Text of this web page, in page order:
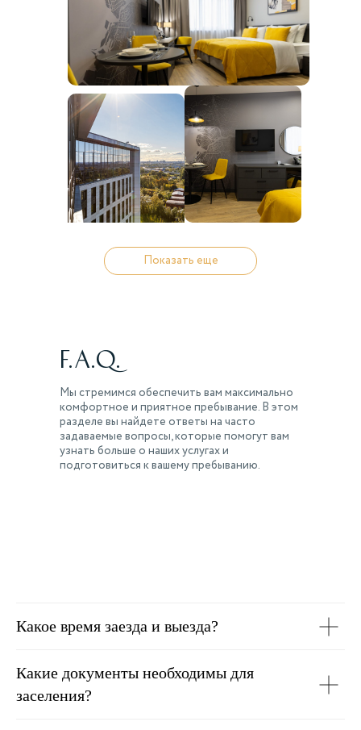
Доверие потребителя 2023
«Лучший строящийся проект
апартаментов в Петербурге»
Показать еще
Мы стремимся обеспечить вам максимально
комфортное и приятное пребывание. В этом
разделе вы найдете ответы на часто
задаваемые вопросы, которые помогут вам
узнать больше о наших услугах и
подготовиться к вашему пребыванию.
F.A.Q.
Какое время заезда и выезда?
Какие документы необходимы для
заселения?